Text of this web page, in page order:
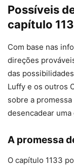
Possíveis
capítulo
Com base nas
direções
das
Luffy e os outros
sobre a
desencadear
A promessa
O capítulo 1133